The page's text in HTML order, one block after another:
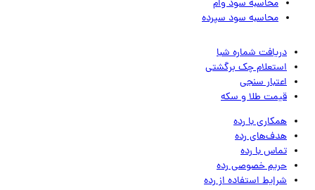
محاسبه سود وام
محاسبه سود سپرده
دریافت شماره شبا
استعلام چک برگشتی
اعتبار سنجی
قیمت طلا و سکه
همکاری با رده
هدف‌های رده
تماس‌ با‌ رده
حریم خصوصی رده
شرایط استفاده از رده